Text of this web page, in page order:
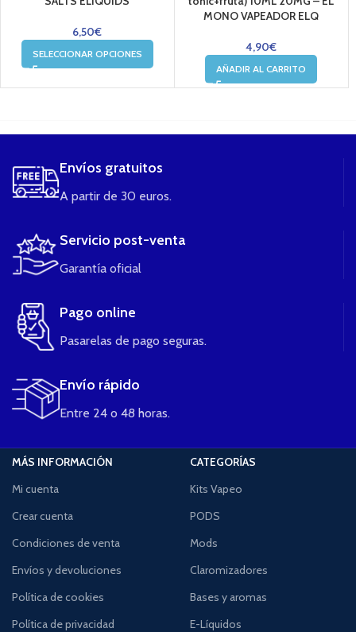
6,50€
SELECCIONAR OPCIONES
MONO VAPEADOR ELQ
4,90€
AÑADIR AL CARRITO
Envíos gratuitos
A partir de 30 euros.
Servicio post-venta
Garantía oficial
Pago online
Pasarelas de pago seguras.
Envío rápido
Entre 24 o 48 horas.
MÁS INFORMACIÓN
Mi cuenta
Crear cuenta
Condiciones de venta
Envíos y devoluciones
Política de cookies
Política de privacidad
CATEGORÍAS
Kits Vapeo
PODS
Mods
Claromizadores
Bases y aromas
E-Líquidos